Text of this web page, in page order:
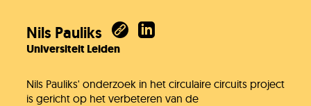
Nils Pauliks
Universiteit Leiden
Nils Pauliks' onderzoek in het circulaire circuits project
is gericht op het verbeteren van de